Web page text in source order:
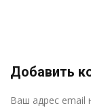
Добавить
Ваш адрес email